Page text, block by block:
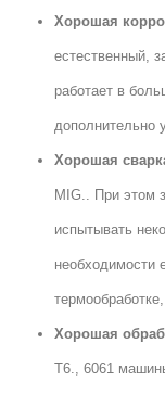
Хорошая
естественный,
работает в
дополнительно
Хорошая
MIG.. При этом
испытывать
необходимости
Хорошая
Т6., 6061